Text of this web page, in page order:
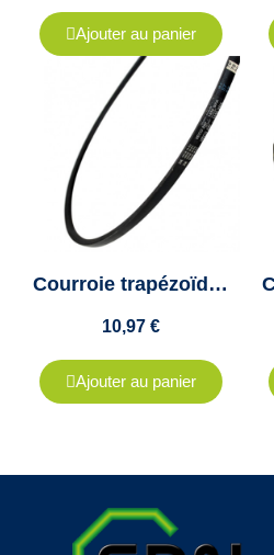
Ajouter au panier
Courroie trapézoïdale SPA1120 -13x11- VECO 200 Colmant Cuvelier
10,97 €
Ajouter au panier